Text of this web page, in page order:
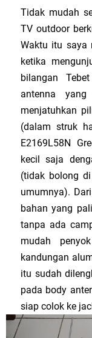
Tidak mudah
TV outdoor
Waktu itu saya
ketika
bilangan
antenna
menjatuhkan
(dalam struk
E2169L58N
kecil saja
(tidak bolong
umumnya).
bahan yang
tanpa ada
mudah
kandungan
itu sudah
pada body
siap colok ke